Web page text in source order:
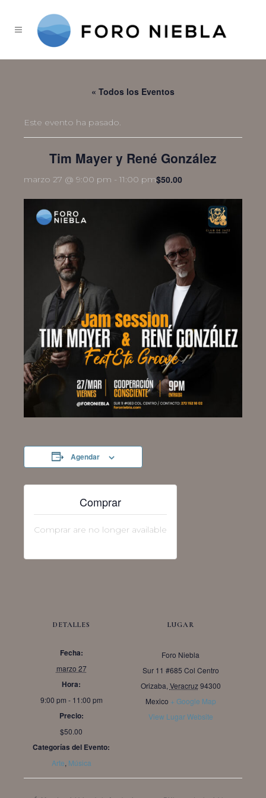
« Todos los Eventos
Este evento ha pasado.
Tim Mayer y René González
marzo 27 @ 9:00 pm - 11:00 pm$50.00
Agendar
DETALLES
Fecha:
marzo 27
Hora:
9:00 pm - 11:00 pm
Precio:
$50.00
Categorías del Evento:
Arte, Música
LUGAR
Foro Niebla
Sur 11 #685 Col Centro
Orizaba, Veracruz 94300
Mexico + Google Map
View Lugar Website
Comprar
Comprar are no longer available